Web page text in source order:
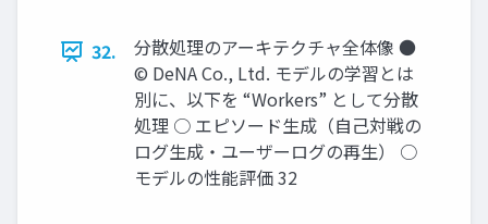
32.
分散処理のアーキテクチャ全体像 ●
© DeNA Co., Ltd. モデルの学習とは
別に、以下を “Workers” として分散
処理 ○ エピソード生成（自己対戦の
ログ生成・ユーザーログの再生） ○
モデルの性能評価 32